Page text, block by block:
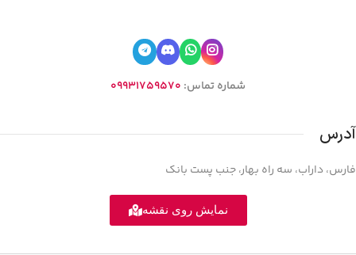
شماره تماس: 09931759570
آدرس
فارس، داراب، سه راه بهار، جنب پست بانک
نمایش روی نقشه